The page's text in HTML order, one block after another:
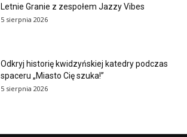
Letnie Granie z zespołem Jazzy Vibes
5 sierpnia 2026
Odkryj historię kwidzyńskiej katedry podczas
spaceru „Miasto Cię szuka!”
5 sierpnia 2026